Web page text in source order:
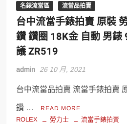
名錶流當區 流當品拍賣
台中流當手錶拍賣 原裝
鑽 鑽圈 18K金 自動 男錶
議 ZR519
admin 26 10 月, 2021
台中流當品拍賣 流當手錶拍賣
鑽 … READ MORE
ROLEX 勞力士 流當手錶拍賣